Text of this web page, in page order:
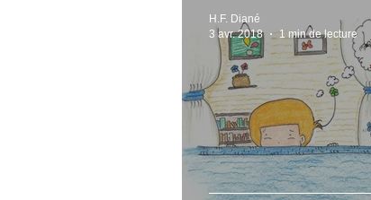
H.F. Diané
3 avr. 2018
1 min de lecture